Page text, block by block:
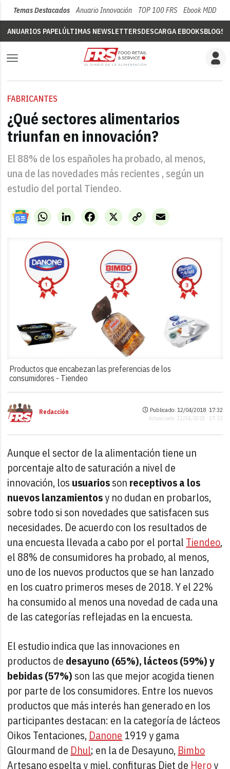
Temas Destacados Anuario Innovación TOP 100 FRS Ebook MDD
ANUARIOS PAPELÚLTIMAS NEWSLETTERSDESCARGA EBOOKSBLOGS
FABRICANTES
¿Qué sectores alimentarios
triunfan en innovación?
El 88% de los españoles ha probado, al menos,
una de las novedades más recientes , según un
estudio del portal Tiendeo.
WhatsAppLinkedIn X
Facebook
Copy
Link
Email
Productos que encabezan las preferencias de los
consumidores - Tiendeo
Redacción Publicado: 12/04/2018 ·17:32
Actualizado: 12/04/2018 · 17:32
Aunque el sector de la alimentación tiene un
porcentaje alto de saturación a nivel de
innovación, los usuariosson receptivos a los
nuevos lanzamientosy no dudan en probarlos,
sobre todo si son novedades que satisfacen sus
necesidades. De acuerdo con los resultados de
una encuesta llevada a cabo por el portal Tiendeo,
el 88% de consumidores ha probado, al menos,
uno de los nuevos productos que se han lanzado
en los cuatro primeros meses de 2018. Y el 22%
ha consumido al menos una novedad de cada una
de las categorías reflejadas en la encuesta.
El estudio indica que las innovaciones en
productos de desayuno (65%), lácteos (59%) y
bebidas (57%) son las que mejor acogida tienen
por parte de los consumidores. Entre los nuevos
productos que más interés han generado en los
participantes destacan: en la categoría de lácteos
Oikos Tentaciones, Danone 1919 y gama
Glourmand de Dhul; en la de Desayuno, Bimbo
Artesano espelta y miel, confituras Diet de Heroy